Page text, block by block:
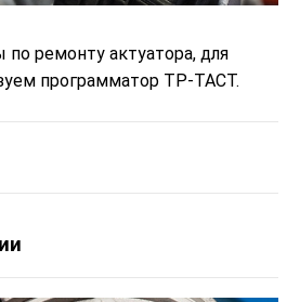
ремонту актуатора, для
программатор ТР-ТАСТ.